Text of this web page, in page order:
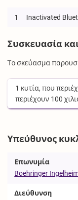
1 Inactivated
Συσκευασία
Το σκεύασμα
1 κυτία, που
περιέχουν 100
Υπεύθυνος
Επωνυμία
Boehringer
Διεύθυνση